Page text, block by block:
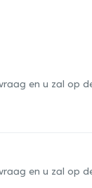
en u zal op
en u zal op